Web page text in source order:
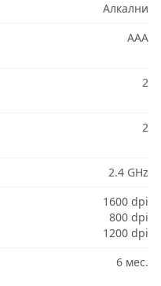
Алкални
AAA
2
2
2.4 GHz
1600 dpi
800 dpi
1200 dpi
6 мес.